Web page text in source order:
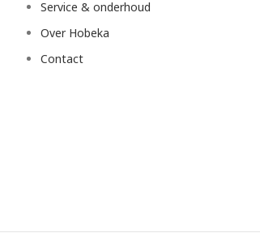
Service & onderhoud
Over Hobeka
Contact